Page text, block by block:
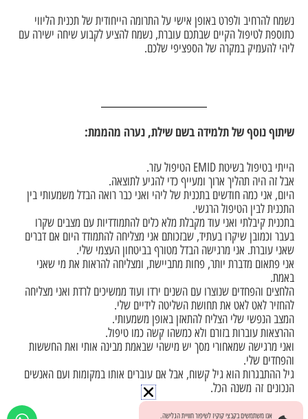
נשמח להרחיב ולפרט באופן אישי על התרומה הייחודית של תכנית הליווי
כתוספת לטיפול הקיים שבתכם עוברת, נשמח להציע לקבוע שיחה ישירה עם
ליהי להעמיק במקרה של הספציפי שלכם.
שיתוף נוסף של תלמידה בשם שילת, נערה מהממת:
הייתי בטיפול בשיטת EMID הטיפול עזר.
אבל זה היה תהליך ארוך ומעייף כדי להגיע לתוצאה.
היום, אני כמה חודשים בתכנית של ליהי ואני כבר רואה הבדל משמעותי בין
התכנית לבין הטיפול הרגשי.
בתכנית קיבלתי ואני עוד מקבלת מלא כלים להתמודדיות עם מצבים שקרו
בעבר וכמובן שיקרו בעתיד, שבזכותם אני מצליחה להתמודד היום אם דברים
שאני עוברת. אני מרגישה הבדל מטורף בביטחון העצמי שלי.
אני פתאום מדברת יותר, פחות מתביישת, ומצליחה להראות את מי שאני
באמת.
הלחצים והפחדים שנוצרו עם השנים ירדו ועוד ממשיכים לרדת ואני מצליחה
להחזיר לאט לאט את תחושת השליטה לידיים שלי.
המצב הנפשי שלי הצליח להתאזן באופן משמעותי.
ההרצאות עוברות בזורם ולא כמשהו קשה כמו טיפול.
ואני מרגישה שמאחורי מסך יש מישהי שבאמת מבינה אותי ואת החששות
והפחדים שלי.
גיל ההתבגרות הוא גיל קשוח, אבל אם עוברים אותו במקומות ועם האנשים
הנכונים זה משנה הכל.
אנו משתמשים בקבצי קוקיז לשיפור חוויית הגלישה.